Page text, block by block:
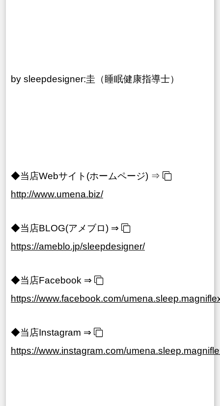
by sleepdesigner:圭（睡眠健康指導士）
◆当店Webサイト(ホームページ) ⇒
http://www.umena.biz/
◆当店BLOG(アメブロ) ⇒
https://ameblo.jp/sleepdesigner/
◆当店Facebook ⇒
https://www.facebook.com/
◆当店Instagram ⇒
https://www.instagram.com/